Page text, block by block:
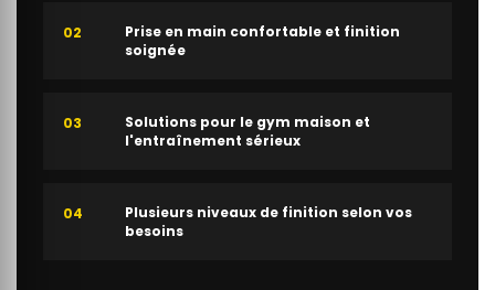
02
Prise en main confortable et finition
soignée
03
Solutions pour le gym maison et
l'entraînement sérieux
04
Plusieurs niveaux de finition selon vos
besoins